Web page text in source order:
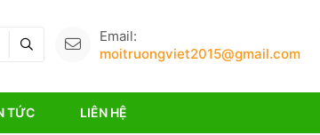
Email:
moitruongviet2015@gmail.com
TỨC LIÊN HỆ